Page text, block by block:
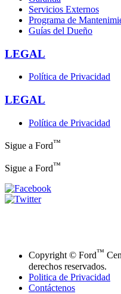
Servicios Externos
Programa de
Guías del Dueño
LEGAL
Política de Privacidad
LEGAL
Política de Privacidad
Sigue a Ford™
Sigue a Ford™
Copyright © Ford™
derechos
Politica de Privacidad
Contáctenos